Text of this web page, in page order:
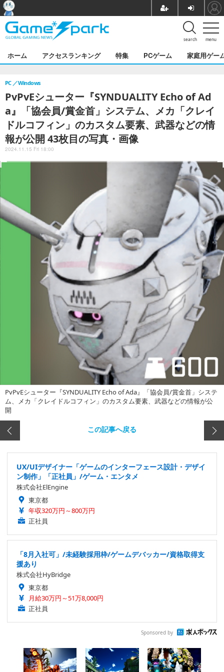
menu
search
ホーム アクセスランキング 特集 PCゲーム 家庭用ゲー
PvPvEシューター『SYNDUALITY Echo of Ad
a』「協会員/賞金首」システム、メカ「クレイ
ドルコフィン」のカスタム要素、武器などの情
報が公開 43枚目の写真・画像
PC Windows
2024.11.15 Fri 18:00
PvPvEシューター『SYNDUALITY Echo of Ada』「協会員/賞金首」システ
ム、メカ「クレイドルコフィン」のカスタム要素、武器などの情報が公
開
この記事へ戻る
UX/UIデザイナー「ゲームのインターフェース設計・デザイ
ン制作」「正社員」/ゲーム・エンタメ
株式会社ElEngine
東京都
年収320万円～800万円
正社員
「8月入社可」/未経験採用枠/ゲームデバッカー/資格取得支
援あり
株式会社HyBridge
東京都
月給30万円～51万8,000円
正社員
Sponsored by